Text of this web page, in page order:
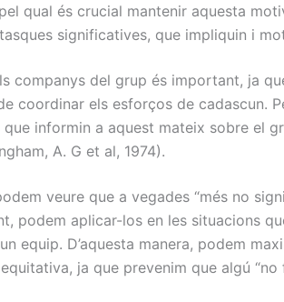
qual és crucial mantenir aquesta
significatives, que impliquin i
companys del grup és important, ja
coordinar els esforços de cadascun.
informin a aquest mateix sobre el
A. G et al, 1974).
veure que a vegades “més no
podem aplicar-los en les situacions
equip. D’aquesta manera, podem
ja que prevenim que algú